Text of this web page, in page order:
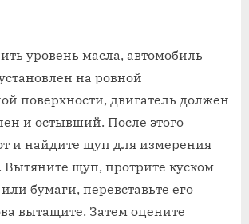
уровень масла, автомобиль
на ровной
поверхности, двигатель должен
и остывший. После этого
и найдите щуп для измерения
Вытяните щуп, протрите куском
бумаги, перевставьте его
вытащите. Затем оцените